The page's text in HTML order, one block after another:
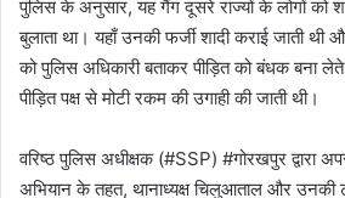
पुलिस के अनुसार, यह गैंग दूसरे राज्यों के लोगों को
बुलाता था। यहाँ उनकी फर्जी शादी कराई जाती
को पुलिस अधिकारी बताकर पीड़ित को बंधक बना
पीड़ित पक्ष से मोटी रकम की उगाही की जाती थी।
​वरिष्ठ पुलिस अधीक्षक (#SSP) #गोरखपुर द्वारा
अभियान के तहत, थानाध्यक्ष चिलुआताल और उनकी